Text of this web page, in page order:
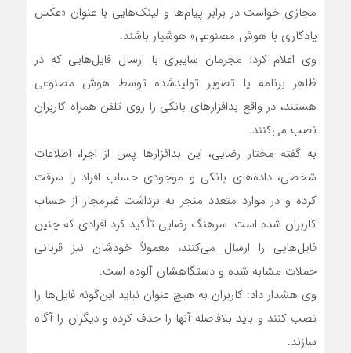
مجازی خواست در برابر پیام‌ها و لینک‌هایی با عنوان «عکس
یادگاری با هوش مصنوعی» هوشیار باشند.
وی اعلام کرد: مجرمان سایبری با ارسال فایل‌هایی که در
ظاهر برنامه یا تصویر تولیدشده توسط هوش مصنوعی
هستند، در واقع بدافزار‌های بانکی را روی تلفن همراه کاربران
نصب می‌کنند.
به گفته مختار رضایی، این بدافزار‌ها پس از اجرا، اطلاعات
شخصی، داده‌های بانکی و موجودی حساب افراد را سرقت
کرده و در موارد متعدد منجر به برداشت غیرمجاز از حساب
کاربران شده است. سرهنگ رضایی تأکید کرد افرادی که چنین
فایل‌هایی را ارسال می‌کنند، معمولاً خودشان نیز قربانی
حملات مشابه شده و دستگاهشان آلوده است.
وی هشدار داد: کاربران به هیچ عنوان نباید این‌گونه فایل‌ها را
نصب کنند و باید بلافاصله آنها را حذف کرده و دیگران را آگاه
سازند.